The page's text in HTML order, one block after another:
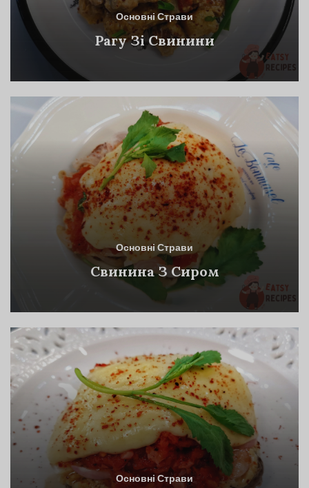
Основні Страви
Рагу Зі Свинини
Основні Страви
Свинина З Сиром
Основні Страви